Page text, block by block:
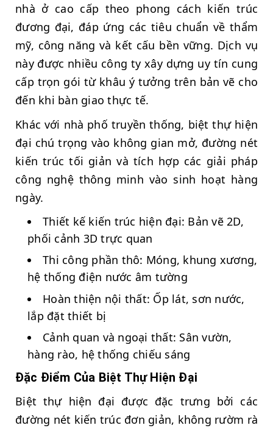
nhà ở cao cấp theo phong cách kiến trúc
đương đại, đáp ứng các tiêu chuẩn về thẩm
mỹ, công năng và kết cấu bền vững. Dịch vụ
này được nhiều công ty xây dựng uy tín cung
cấp trọn gói từ khâu ý tưởng trên bản vẽ cho
đến khi bàn giao thực tế.
Khác với nhà phố truyền thống, biệt thự hiện
đại chú trọng vào không gian mở, đường nét
kiến trúc tối giản và tích hợp các giải pháp
công nghệ thông minh vào sinh hoạt hàng
ngày.
Thiết kế kiến trúc hiện đại: Bản vẽ 2D,
phối cảnh 3D trực quan
Thi công phần thô: Móng, khung xương,
hệ thống điện nước âm tường
Hoàn thiện nội thất: Ốp lát, sơn nước,
lắp đặt thiết bị
Cảnh quan và ngoại thất: Sân vườn,
hàng rào, hệ thống chiếu sáng
Đặc Điểm Của Biệt Thự Hiện Đại
Biệt thự hiện đại được đặc trưng bởi các
đường nét kiến trúc đơn giản, không rườm rà